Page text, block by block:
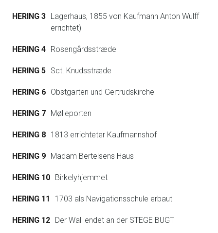
HERING 3 Lagerhaus, 1855 von Kaufmann Anton Wulff
errichtet)
HERING 4 Rosengårdsstræde
HERING 5 Sct. Knudsstræde
HERING 6 Obstgarten und Gertrudskirche
HERING 7 Mølleporten
HERING 8 1813 errichteter Kaufmannshof
HERING 9 Madam Bertelsens Haus
HERING 10 Birkelyhjemmet
HERING 11 1703 als Navigationsschule erbaut
HERING 12 Der Wall endet an der STEGE BUGT